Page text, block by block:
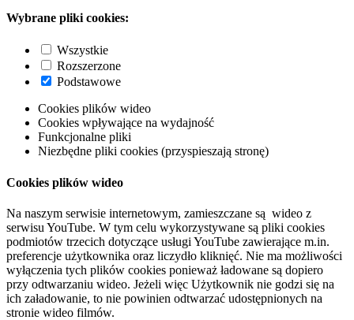
Wybrane pliki cookies:
Wszystkie
Rozszerzone
Podstawowe
Cookies plików wideo
Cookies wpływające na wydajność
Funkcjonalne pliki
Niezbędne pliki cookies (przyspieszają stronę)
Cookies plików wideo
Na naszym serwisie internetowym, zamieszczane są wideo z
serwisu YouTube. W tym celu wykorzystywane są pliki cookies
podmiotów trzecich dotyczące usługi YouTube zawierające m.in.
preferencje użytkownika oraz liczydło kliknięć. Nie ma możliwości
wyłączenia tych plików cookies ponieważ ładowane są dopiero
przy odtwarzaniu wideo. Jeżeli więc Użytkownik nie godzi się na
ich załadowanie, to nie powinien odtwarzać udostępnionych na
stronie wideo filmów.